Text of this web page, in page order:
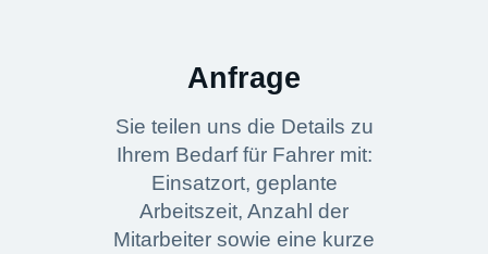
Anfrage
Sie teilen uns die Details zu
Ihrem Bedarf für Fahrer mit:
Einsatzort, geplante
Arbeitszeit, Anzahl der
Mitarbeiter sowie eine kurze